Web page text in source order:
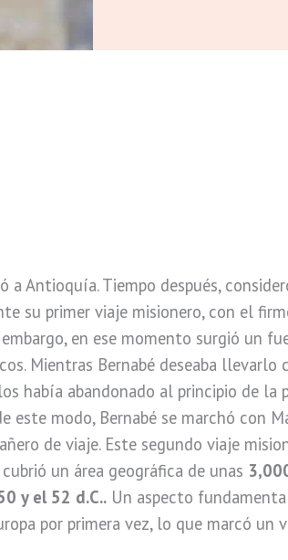
a Antioquía. Tiempo después,
su primer viaje misionero, con el
en ese momento surgió un
Mientras Bernabé deseaba llevarlo
había abandonado al principio de la
este modo, Bernabé se marchó con
de viaje. Este segundo viaje
un área geográfica de unas
y el 52 d.C..Un aspecto
por primera vez, lo que marcó un